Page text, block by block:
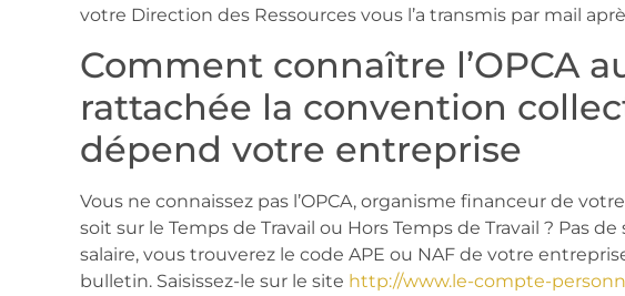
votre Direction des Ressources vous l’a transmis par mail
Comment connaître l’OPCA
rattachée la convention
dépend votre entreprise
Vous ne connaissez pas l’OPCA, organisme financeur de
soit sur le Temps de Travail ou Hors Temps de Travail ? Pas
salaire, vous trouverez le code APE ou NAF de votre
bulletin. Saisissez-le sur le site http://www.le-compte-